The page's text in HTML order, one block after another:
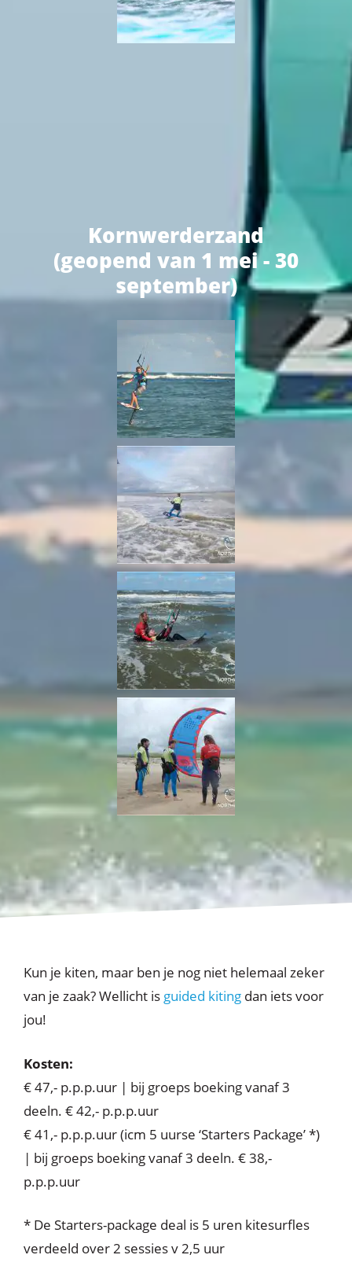
Kornwerderzand
(geopend van 1 mei - 30
september)
Kun je kiten, maar ben je nog niet helemaal zeker
van je zaak? Wellicht is guided kiting dan iets voor
jou!
Kosten:
€ 47,- p.p.p.uur | bij groeps boeking vanaf 3
deeln. € 42,- p.p.p.uur
€ 41,- p.p.p.uur (icm 5 uurse ‘Starters Package’ *)
| bij groeps boeking vanaf 3 deeln. € 38,-
p.p.p.uur
* De Starters-package deal is 5 uren kitesurfles
verdeeld over 2 sessies v 2,5 uur